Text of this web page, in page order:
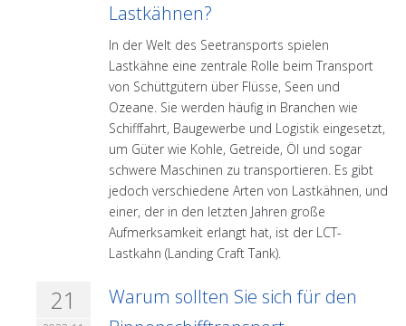
Lastkähnen?
In der Welt des Seetransports spielen
Lastkähne eine zentrale Rolle beim Transport
von Schüttgütern über Flüsse, Seen und
Ozeane. Sie werden häufig in Branchen wie
Schifffahrt, Baugewerbe und Logistik eingesetzt,
um Güter wie Kohle, Getreide, Öl und sogar
schwere Maschinen zu transportieren. Es gibt
jedoch verschiedene Arten von Lastkähnen, und
einer, der in den letzten Jahren große
Aufmerksamkeit erlangt hat, ist der LCT-
Lastkahn (Landing Craft Tank).
21
Warum sollten Sie sich für den